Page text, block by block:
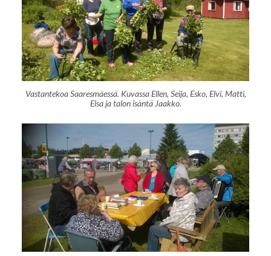
Vastantekoa Saaresmäessä. Kuvassa Ellen, Seija, Esko, Elvi, Matti,
Elsa ja talon isäntä Jaakko.